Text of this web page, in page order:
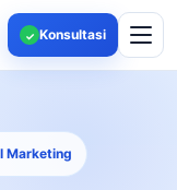
✓ Konsultasi
Marketing